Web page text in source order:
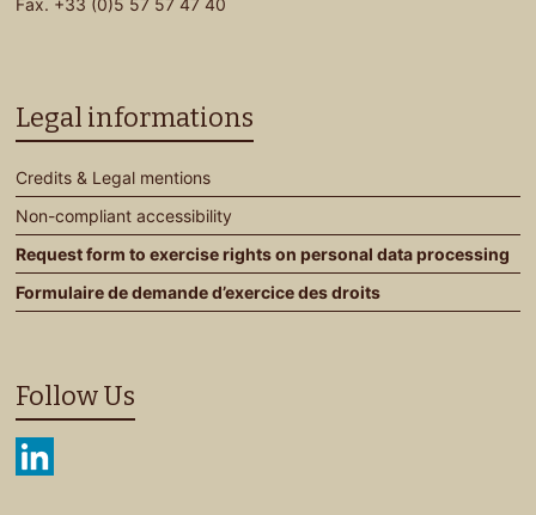
Legal informations
Credits & Legal mentions
Non-compliant accessibility
Request form to exercise rights on personal data processing
Formulaire de demande d’exercice des droits
Follow Us